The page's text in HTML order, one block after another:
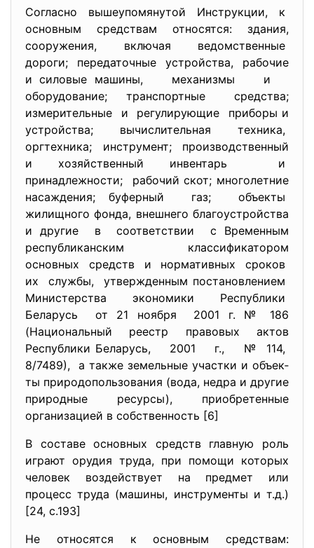
Согласно вышеупомянутой Инструкции, к
основным средствам относятся: здания,
сооружения, включая ведомственные
дороги; передаточные устройства, рабочие
и силовые машины, механизмы и
оборудование; транспортные средства;
измерительные и регулирующие приборы и
устройства; вычислительная техника,
оргтехника; инструмент; производственный
и хозяйственный инвентарь и
принадлежности; рабочий скот; многолетние
насаждения; буферный газ; объекты
жилищного фонда, внешнего благоустройства
и другие в соответствии с Временным
республиканским классификатором
основных средств и нормативных сроков
их службы, утвержденным постановлением
Министерства экономики Республики
Беларусь от 21 ноября 2001 г. № 186
(Национальный реестр правовых актов
Республики Беларусь, 2001 г., № 114,
8/7489), а также земельные участки и объек­
ты природопользования (вода, недра и другие
природные ресурсы), приобретенные
организацией в собственность [6]
В составе основных средств главную роль
играют орудия труда, при помощи которых
человек воздействует на предмет или
процесс труда (машины, инструменты и т.д.)
[24, с.193]
Не относятся к основным средствам: